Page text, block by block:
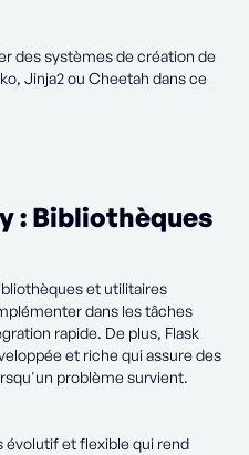
des systèmes de création de
Jinja2 ou Cheetah dans ce
: Bibliothèques
et utilitaires
dans les tâches
rapide. De plus, Flask
et riche qui assure des
problème survient.
et flexible qui rend